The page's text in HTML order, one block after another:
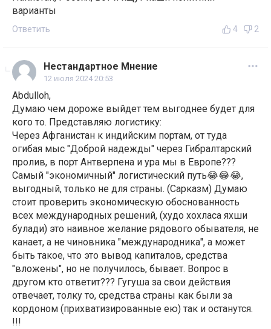
варианты
Ответить 4 2
Нестандартное Мнение
12 июля 2024 20:53
Abdulloh,
Думаю чем дороже выйдет тем выгоднее будет для
кого то. Представляю логистику:
Через Афганистан к индийским портам, от туда
огибая мыс "Доброй надежды" через Гибралтарский
пролив, в порт Антверпена и ура мы в Европе???
Самый "экономичный" логистический путь😂😂😂,
выгодный, только не для страны. (Сарказм) Думаю
стоит проверить экономическую обоснованность
всех международных решений, (худо хохласа яхши
булади) это наивное желание рядового обывателя, не
канает, а не чиновника "международника", а может
быть такое, что это вывод капиталов, средства
"вложены", но не получилось, бывает. Вопрос в
другом кто ответит??? Гугуша за свои действия
отвечает, толку то, средства страны как были за
кордоном (прихватизированные ею) так и останутся.
!!!